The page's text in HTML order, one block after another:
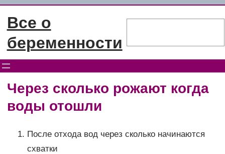
Перейти
содержимому
Все о
беременности
Через сколько рожают когда
воды отошли
После отхода вод через сколько начинаются
схватки